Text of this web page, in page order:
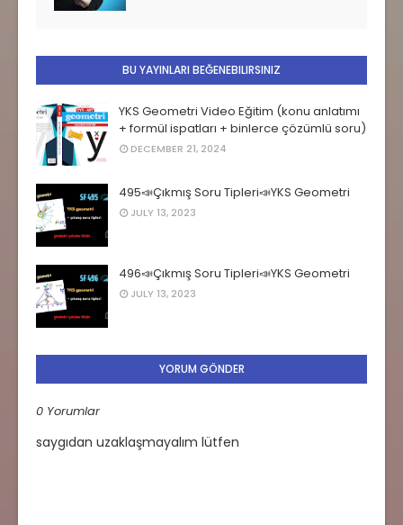
BU YAYINLARI BEĞENEBILIRSINIZ
YKS Geometri Video Eğitim (konu anlatımı
+ formül ispatları + binlerce çözümlü soru)
DECEMBER 21, 2024
495📣Çıkmış Soru Tipleri📣YKS Geometri
JULY 13, 2023
496📣Çıkmış Soru Tipleri📣YKS Geometri
JULY 13, 2023
YORUM GÖNDER
0 Yorumlar
saygıdan uzaklaşmayalım lütfen